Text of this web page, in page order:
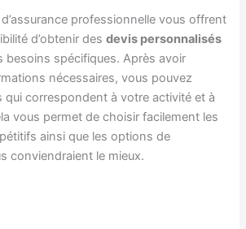
professionnelle vous offrent
d’obtenir desdevis personnalisés
besoins spécifiques. Après avoir
nécessaires, vous pouvez
qui correspondent à votre activité et à
vous permet de choisir facilement les
ainsi que les options de
conviendraient le mieux.